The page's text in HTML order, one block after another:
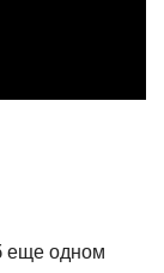
еще одном